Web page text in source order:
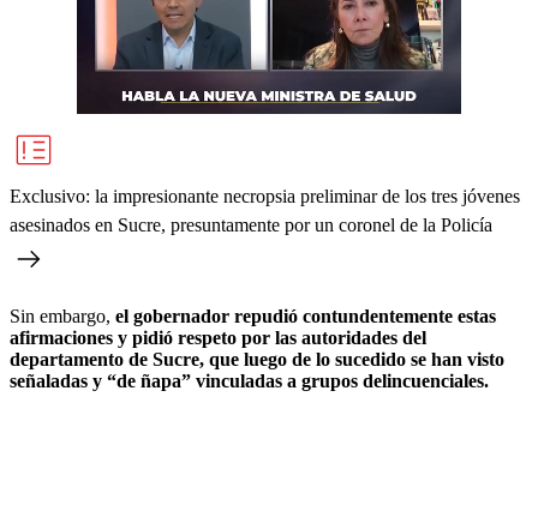
Exclusivo: la impresionante necropsia preliminar de los tres jóvenes
asesinados en Sucre, presuntamente por un coronel de la Policía
Sin embargo, el gobernador repudió contundentemente estas
afirmaciones y pidió respeto por las autoridades del
departamento de Sucre, que luego de lo sucedido se han visto
señaladas y “de ñapa” vinculadas a grupos delincuenciales.